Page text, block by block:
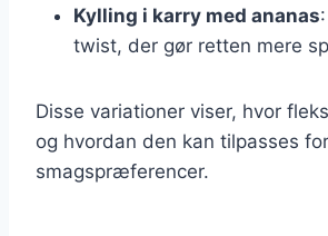
Kylling i karry med ananas
twist, der gør retten mere
Disse variationer viser, hvor
og hvordan den kan tilpasses
smagspræferencer.